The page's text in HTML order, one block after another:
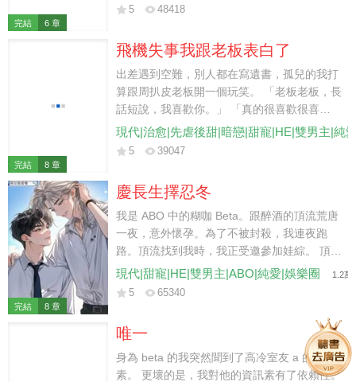
完結 6 章
席。」
5 48418
完結 8 章
飛機失事我跟老板表白了
出差遇到空難，別人都在寫遺書，孤兒的我打
算跟周扒皮老板開一個玩笑。 「老板老板，長
話短說，我喜歡你。」 「真的很喜歡很喜
歡。」 「老板，永別了。」 千鈞一發之際，
機長憑借多年的經驗力挽狂瀾。 飛機安全落地
現代|治愈|先虐後甜|暗戀|甜寵|HE|雙男主|純
5 39047
完結 8 章
慶長生擇忍冬
我是 ABO 中的糊咖 Beta。跟醉酒的頂流荒唐
一夜，意外懷孕。為了不被封殺，我連夜跑
路。頂流找到我時，我正受邀參加娃綜。 頂流
氣急敗壞地將我抵在墻上質問：「離婚？單
身？我怎麼不記得你曾經給過我名分？」 他的
淡寫地拂開他的手，抱起年年，淡聲抬眸：
「陸先生，請收斂一點，你讓我的孩子受驚
了。」 他氣笑了，好整以暇地往鏡頭前一坐：
「明眼人都看得出來，年年是我們的孩子。」
現代|甜寵|HE|雙男主|ABO|純愛|娛樂圈 1.2萬
5 65340
唯一
身為 beta 的我突然聞到了高冷室友 a 的資訊
素。 更壞的是，我對他的資訊素有了依賴性。